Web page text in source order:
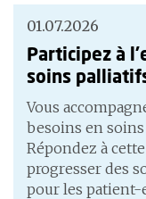
01.07.2026
Participez à
soins
Vous
besoins en
Répondez à
progresser des
pour les patient-